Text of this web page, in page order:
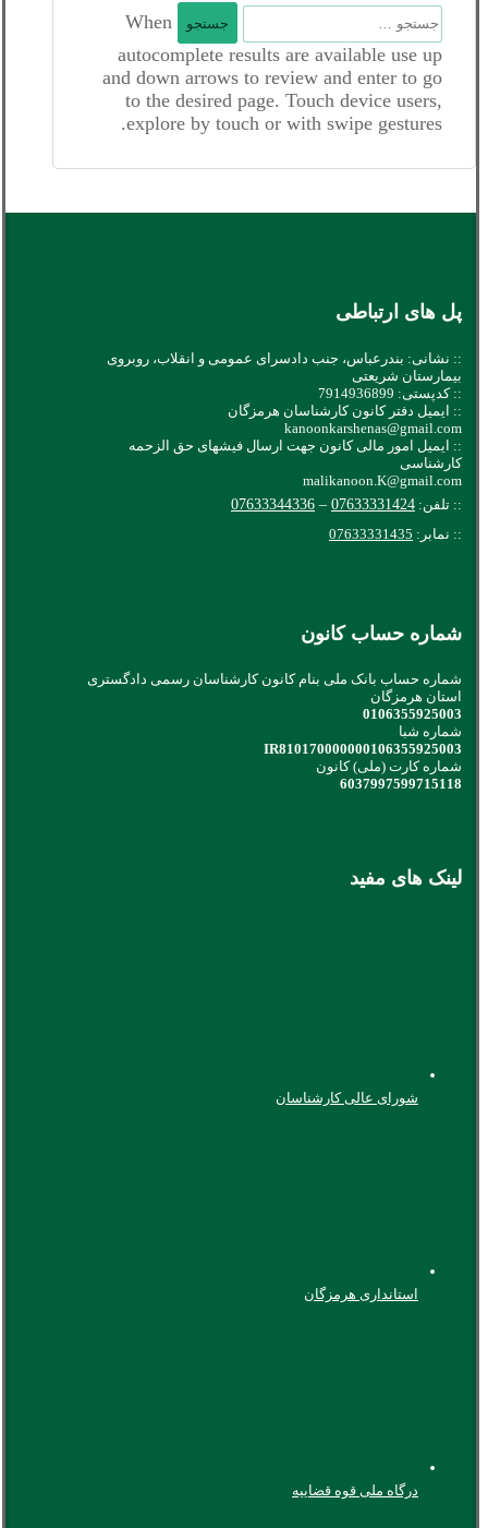
جستجو
برای:
When
autocomplete results are available use up
and down arrows to review and enter to go
to the desired page. Touch device users,
explore by touch or with swipe gestures.
پل های ارتباطی
:: نشانی: بندرعباس، جنب دادسرای عمومی و انقلاب، روبروی
بیمارستان شریعتی
:: کدپستی: 7914936899
:: ایمیل دفتر کانون کارشناسان هرمزگان
kanoonkarshenas@gmail.com
:: ایمیل امور مالی کانون جهت ارسال فیشهای حق الزحمه
کارشناسی
malikanoon.K@gmail.com
:: تلفن: 07633331424
–
07633344336
:: نمابر: 07633331435
شماره حساب کانون
شماره حساب بانک ملی بنام کانون کارشناسان رسمی دادگستری
استان هرمزگان
0106355925003
شماره شبا
IR810170000000106355925003
شماره کارت (ملی) کانون
6037997599715118
لینک های مفید
شورای عالی کارشناسان
استانداری هرمزگان
درگاه ملی قوه قضاییه